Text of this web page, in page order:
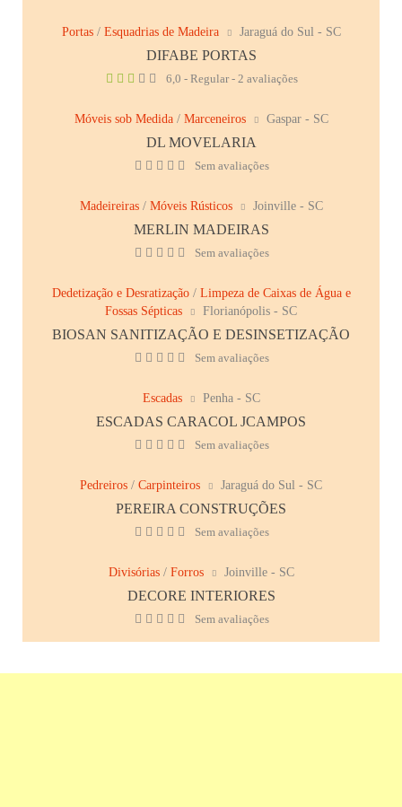
Portas/ Esquadrias de Madeira Jaraguá do Sul - SC
DIFABE PORTAS
6,0 - Regular - 2 avaliações
Móveis sob Medida/ Marceneiros Gaspar - SC
DL MOVELARIA
Sem avaliações
Madeireiras/ Móveis Rústicos Joinville - SC
MERLIN MADEIRAS
Sem avaliações
Dedetização e Desratização/ Limpeza de Caixas de Água e
Fossas Sépticas
Florianópolis - SC
BIOSAN SANITIZAÇÃO E DESINSETIZAÇÃO
Sem avaliações
Escadas Penha - SC
ESCADAS CARACOL JCAMPOS
Sem avaliações
Pedreiros / Carpinteiros Jaraguá do Sul - SC
PEREIRA CONSTRUÇÕES
Sem avaliações
Divisórias/ Forros Joinville - SC
DECORE INTERIORES
Sem avaliações